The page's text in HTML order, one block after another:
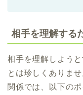
相手を理解する
相手を理解しよう
とは珍しくありま
関係では、以下の